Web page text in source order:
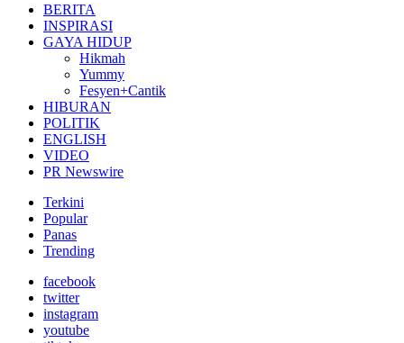
BERITA
INSPIRASI
GAYA HIDUP
Hikmah
Yummy
Fesyen+Cantik
HIBURAN
POLITIK
ENGLISH
VIDEO
PR Newswire
Terkini
Popular
Panas
Trending
facebook
twitter
instagram
youtube